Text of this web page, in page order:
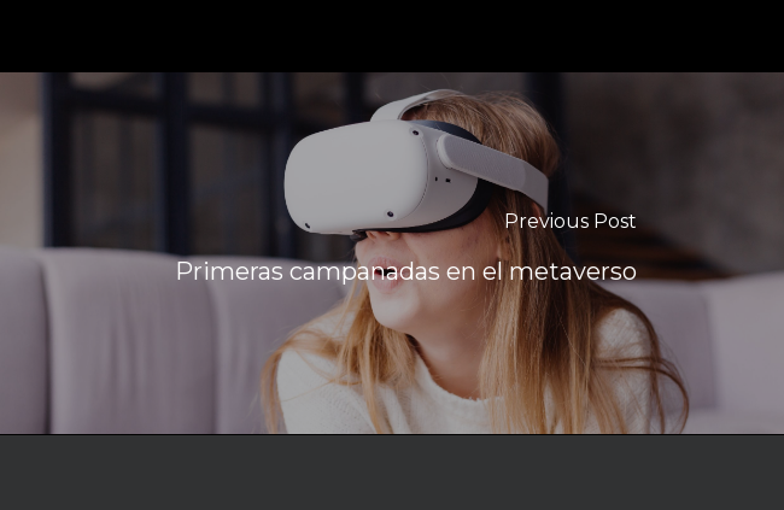
Previous Post
Primeras campanadas en el metaverso